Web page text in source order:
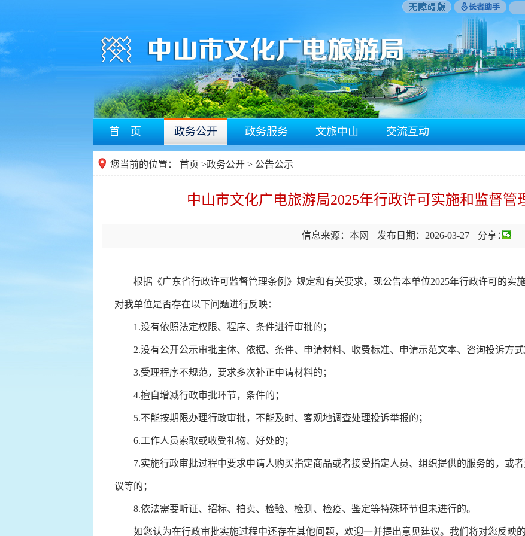
首 页 政务公开 政务服务 文旅中山 交流互动
您当前的位置： 首页 >政务公开 > 公告公示
中山市文化广电旅游局2025年行政许可实施和监督管
信息来源：本网 发布日期：2026-03-27 分享：
根据《广东省行政许可监督管理条例》规定和有关要求，现公告本单位2025年行政许可的实
对我单位是否存在以下问题进行反映：
1.没有依照法定权限、程序、条件进行审批的；
2.没有公开公示审批主体、依据、条件、申请材料、收费标准、申请示范文本、咨询投诉方式
3.受理程序不规范，要求多次补正申请材料的；
4.擅自增减行政审批环节，条件的；
5.不能按期限办理行政审批，不能及时、客观地调查处理投诉举报的；
6.工作人员索取或收受礼物、好处的；
7.实施行政审批过程中要求申请人购买指定商品或者接受指定人员、组织提供的服务的，或
议等的；
8.依法需要听证、招标、拍卖、检验、检测、检疫、鉴定等特殊环节但未进行的。
如您认为在行政审批实施过程中还存在其他问题，欢迎一并提出意见建议。我们将对您反映的